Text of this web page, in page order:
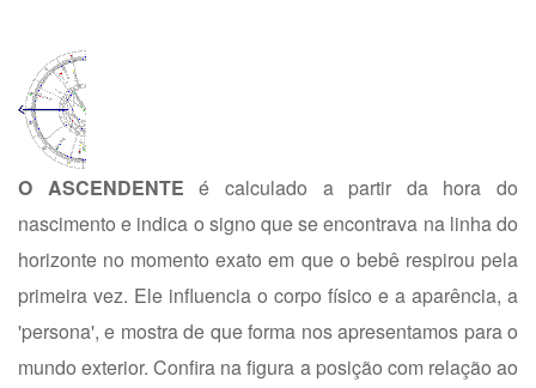
O ASCENDENTE é calculado a partir da hora do
nascimento e indica o signo que se encontrava na linha do
horizonte no momento exato em que o bebê respirou pela
primeira vez. Ele influencia o corpo físico e a aparência, a
'persona', e mostra de que forma nos apresentamos para o
mundo exterior. Confira na figura a posição com relação ao